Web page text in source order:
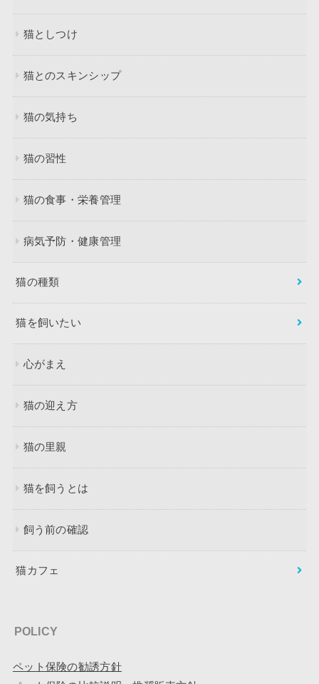
猫としつけ
猫とのスキンシップ
猫の気持ち
猫の習性
猫の食事・栄養管理
病気予防・健康管理
猫の種類
猫を飼いたい
心がまえ
猫の迎え方
猫の里親
猫を飼うとは
飼う前の確認
猫カフェ
POLICY
ペット保険の勧誘方針